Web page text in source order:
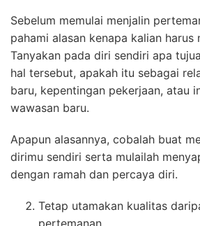
Sebelum memulai menjalin
pahami alasan kenapa kalian harus
Tanyakan pada diri sendiri apa
hal tersebut, apakah itu sebagai
baru, kepentingan pekerjaan, atau
wawasan baru.
Apapun alasannya, cobalah buat
dirimu sendiri serta mulailah
dengan ramah dan percaya diri.
Tetap utamakan kualitas
pertemanan